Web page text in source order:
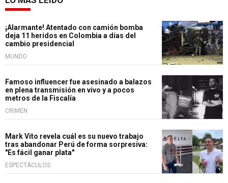
¡Alarmante! Atentado con camión bomba
deja 11 heridos en Colombia a días del
cambio presidencial
MUNDO
Famoso influencer fue asesinado a balazos
en plena transmisión en vivo y a pocos
metros de la Fiscalía
CRIMEN
Mark Vito revela cuál es su nuevo trabajo
tras abandonar Perú de forma sorpresiva:
"Es fácil ganar plata"
ESPECTÁCULOS